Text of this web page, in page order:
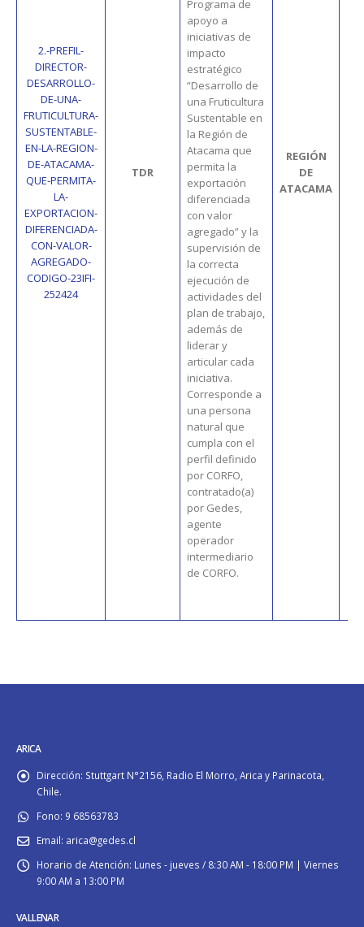
2.-PREFIL-
DIRECTOR-
DESARROLLO-
DE-UNA-
FRUTICULTURA-
SUSTENTABLE-
EN-LA-REGION-
DE-ATACAMA-
QUE-PERMITA-
LA-
EXPORTACION-
DIFERENCIADA-
CON-VALOR-
AGREGADO-
CODIGO-23IFI-
252424
TDR
Programa de
apoyo a
iniciativas de
impacto
estratégico
“Desarrollo de
una Fruticultura
Sustentable en
la Región de
Atacama que
permita la
exportación
diferenciada
con valor
agregado” y la
supervisión de
la correcta
ejecución de
actividades del
plan de trabajo,
además de
liderar y
articular cada
iniciativa.
Corresponde a
una persona
natural que
cumpla con el
perfil definido
por CORFO,
contratado(a)
por Gedes,
agente
operador
intermediario
de CORFO.
REGIÓN
DE
ATACAMA
ARICA
Dirección: Stuttgart N°2156, Radio El Morro, Arica y Parinacota,
Chile.
Fono: 9 68563783
Email: arica@gedes.cl
Horario de Atención: Lunes - jueves / 8:30 AM - 18:00 PM | Viernes
9:00 AM a 13:00 PM
VALLENAR